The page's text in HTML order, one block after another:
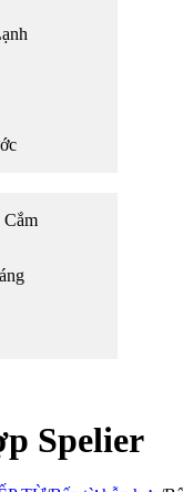
Cắm
Spelier